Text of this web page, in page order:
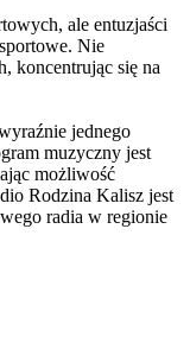
ale entuzjaści
Nie
koncentrując się na
jednego
muzyczny jest
możliwość
Rodzina Kalisz jest
radia w regionie